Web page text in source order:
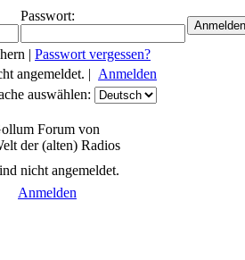
Passwort:
| Passwort vergessen?
angemeldet. | Anmelden
auswählen:
Forum von
der (alten) Radios
nicht angemeldet.
Anmelden